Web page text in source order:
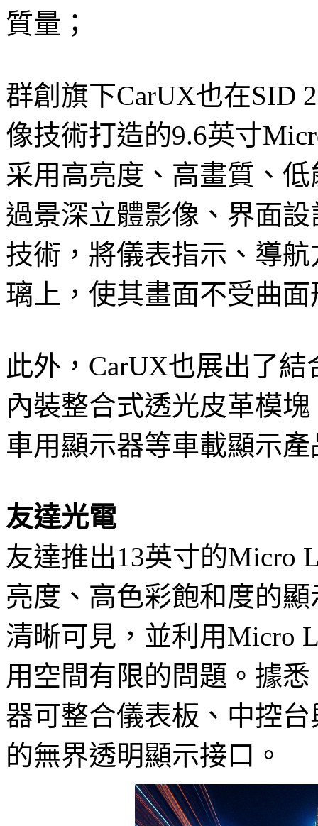
質量；
群創旗下CarUX也在SID
像技術打造的9.6英寸
采用高亮度、高畫質、
過景深立體影像、界面
技術，將儀表指示、導
璃上，使其畫面不受曲
此外，CarUX也展出了
內裝整合式透光皮革模
車用顯示器等車載顯示產
友達光電
友達推出13英寸的Micro
亮度、高色彩飽和度的
清晰可見，並利用Micro
用空間有限的問題。據
器可整合儀表板、中控
的無界透明顯示接口。